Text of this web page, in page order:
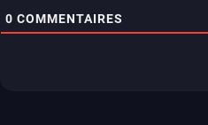
0 COMMENTAIRES